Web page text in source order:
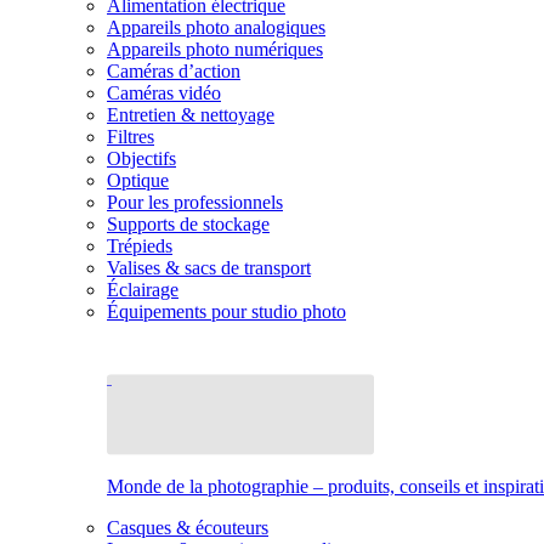
Alimentation électrique
Appareils photo analogiques
Appareils photo numériques
Caméras d’action
Caméras vidéo
Entretien & nettoyage
Filtres
Objectifs
Optique
Pour les professionnels
Supports de stockage
Trépieds
Valises & sacs de transport
Éclairage
Équipements pour studio photo
Monde de la photographie – produits, conseils et
Casques & écouteurs